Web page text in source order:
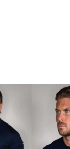
SALE!